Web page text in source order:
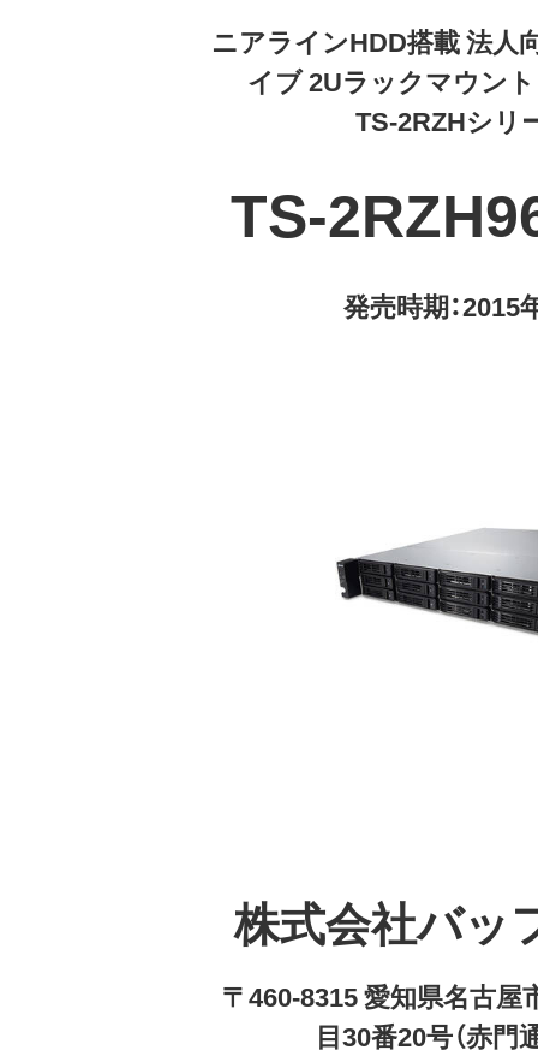
ニアラインHDD搭載 法人
イブ 2Uラックマウン
TS-2RZHシリ
TS-
発売時期：2015
株式会社バッ
〒460-8315 愛知県名古屋
目30番20号（赤門